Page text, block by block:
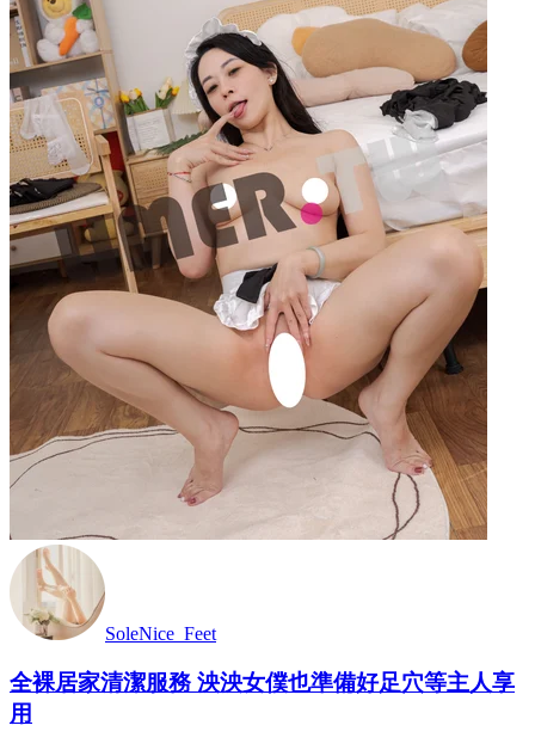
SoleNice_Feet
全裸居家清潔服務 泱泱女僕也準備好足穴等主人享
用